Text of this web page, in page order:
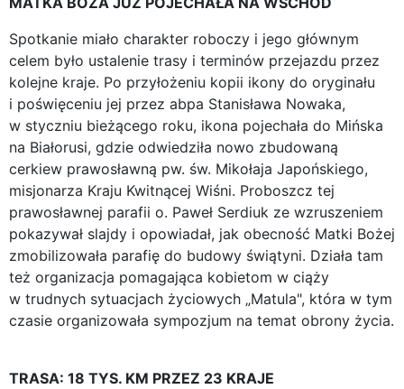
Spotkanie miało charakter roboczy i jego głównym
celem było ustalenie trasy i terminów przejazdu przez
kolejne kraje. Po przyłożeniu kopii ikony do oryginału
i poświęceniu jej przez abpa Stanisława Nowaka,
w styczniu bieżącego roku, ikona pojechała do Mińska
na Białorusi, gdzie odwiedziła nowo zbudowaną
cerkiew prawosławną pw. św. Mikołaja Japońskiego,
misjonarza Kraju Kwitnącej Wiśni. Proboszcz tej
prawosławnej parafii o. Paweł Serdiuk ze wzruszeniem
pokazywał slajdy i opowiadał, jak obecność Matki Bożej
zmobilizowała parafię do budowy świątyni. Działa tam
też organizacja pomagająca kobietom w ciąży
w trudnych sytuacjach życiowych „Matula", która w tym
czasie organizowała sympozjum na temat obrony życia.
TRASA: 18 TYS. KM PRZEZ 23 KRAJE